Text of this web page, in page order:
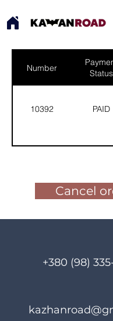
Number
Status
10392 PAID
Cancel
+380 (98)